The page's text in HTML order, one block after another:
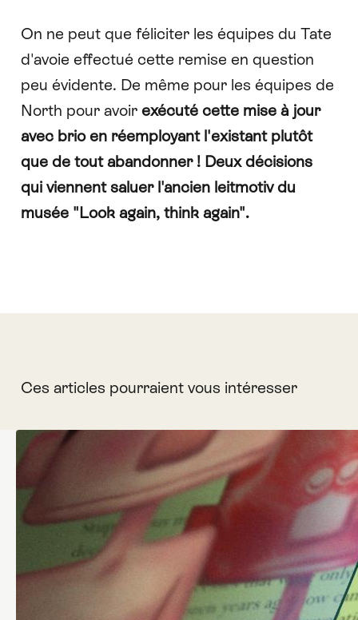
On ne peut que féliciter les équipes du Tate
d'avoie effectué cette remise en question
peu évidente. De même pour les équipes de
North pour avoir exécuté cette mise à jour
avec brio en réemployant l'existant plutôt
que de tout abandonner ! Deux décisions
qui viennent saluer l'ancien leitmotiv du
musée "Look again, think again".
Ces articles pourraient vous intéresser